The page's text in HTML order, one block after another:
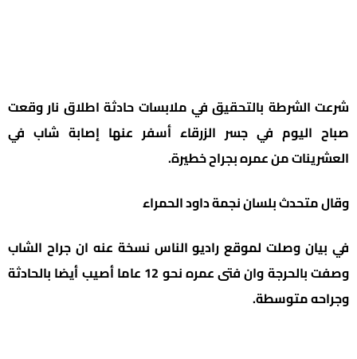
شرعت الشرطة بالتحقيق في ملابسات حادثة اطلاق نار وقعت
صباح اليوم في جسر الزرقاء أسفر عنها إصابة شاب في
العشرينات من عمره بجراح خطيرة.
وقال متحدث بلسان نجمة داود الحمراء
في بيان وصلت لموقع راديو الناس نسخة عنه ان جراح الشاب
وصفت بالحرجة وان فتى عمره نحو 12 عاما أصيب أيضا بالحادثة
وجراحه متوسطة.